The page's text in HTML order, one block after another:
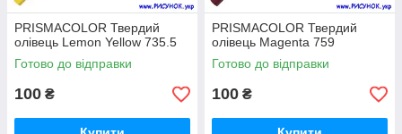
PRISMACOLOR Твердий
олівець Lemon Yellow 735.5
Готово до відправки
100 ₴
PRISMACOLOR Твердий
олівець Magenta 759
Готово до відправки
100 ₴